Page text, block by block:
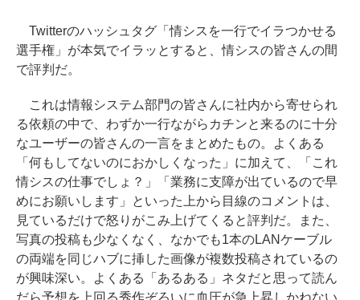
Twitterのハッシュタグ「情シスを一行でイラつかせる
選手権」が本気でイラッとすると、情シスの皆さんの間
で評判だ。
これは情報システム部門の皆さんに社内から寄せられ
る依頼の中で、わずか一行ながらカチンと来るのに十分
なユーザーの皆さんの一言をまとめたもの。よくある
「何もしてないのにおかしくなった」に加えて、「これ
情シスの仕事でしょ？」「業務に支障が出ているので早
めにお願いします」といった上から目線のコメントは、
見ているだけで怒りがこみ上げてくると評判だ。また、
写真の投稿も少なくなく、なかでも1本のLANケーブル
の両端を同じハブに挿した画像が複数投稿されているの
が興味深い。よくある「あるある」ネタだと思って読ん
だら予想を上回る秀作ぞろいに血圧が急上昇しかねない